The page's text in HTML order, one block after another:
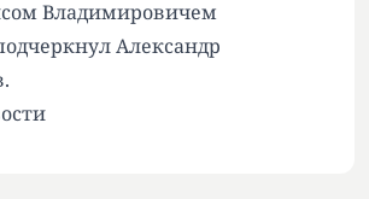
Владимировичем
Александр